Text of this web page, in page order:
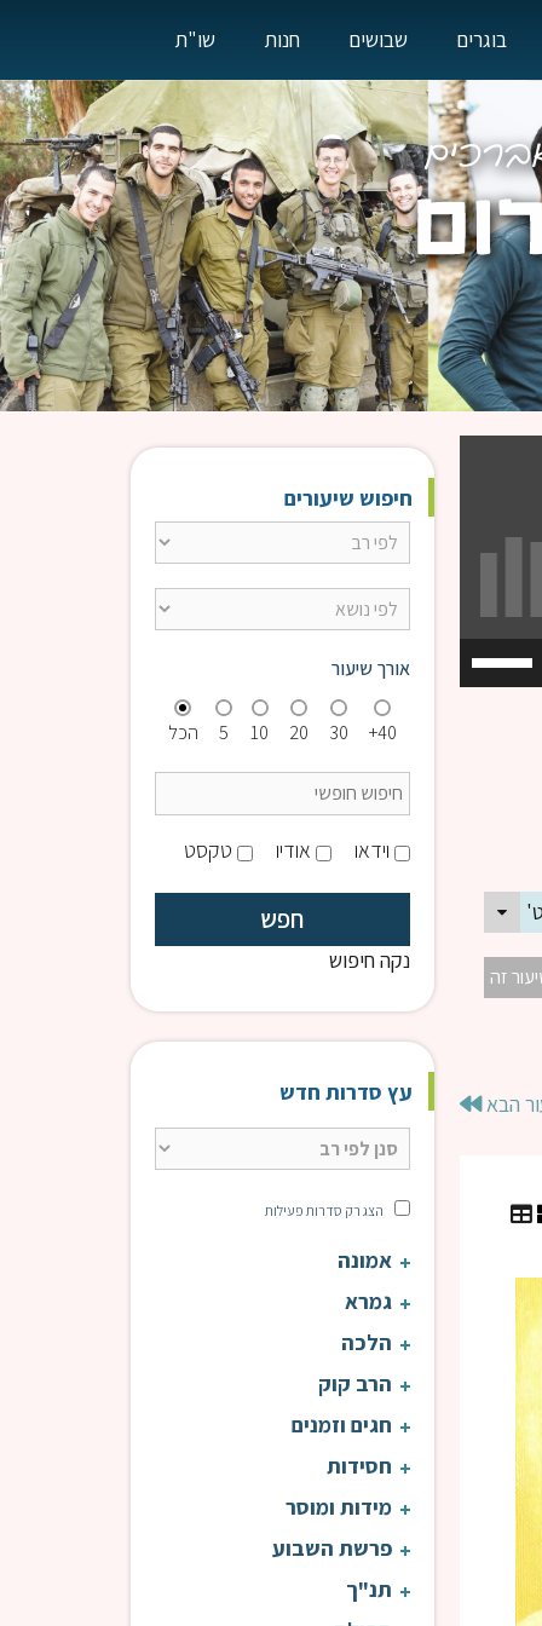
בוגרים שבושים חנות שו"ת
למעלה/למטה
להגביר
זה
הבא
אורות התשובה | הרב שיף
חיפוש שיעורים
אורך שיעור
הכל 5 10 20 30 40+
וידאו אודיו טקסט
נקה חיפוש
עץ סדרות חדש
הצג רק סדרות פעילות
אמונה
גמרא
הלכה
הרב קוק
חגים וזמנים
חסידות
מידות ומוסר
פרשת השבוע
תנ"ך